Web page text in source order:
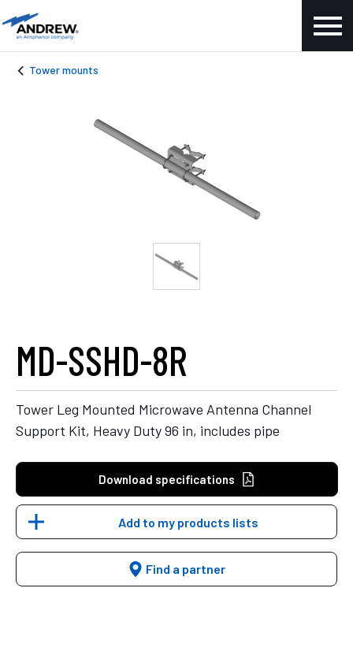
Tower mounts
MD-SSHD-8R
Tower Leg Mounted Microwave Antenna Channel
Support Kit, Heavy Duty 96 in, includes pipe
Download specifications
Add to my products lists
Find a partner